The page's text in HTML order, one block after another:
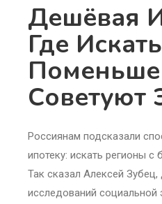
Дешёвая
Где
Советуют
Россиянам подсказали
ипотеку: искать регионы с
Так сказал Алексей
исследований социальной